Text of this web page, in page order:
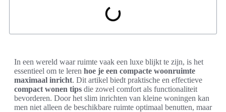
In een wereld waar ruimte vaak een luxe blijkt te zijn, is het
essentieel om te leren hoe je een compacte woonruimte
maximaal inricht. Dit artikel biedt praktische en effectieve
compact wonen tips die zowel comfort als functionaliteit
bevorderen. Door het slim inrichten van kleine woningen kan
men niet alleen de beschikbare ruimte optimaal benutten, maar